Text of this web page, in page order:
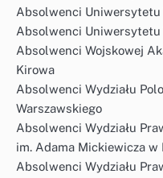
Absolwenci Uniwersytetu
Absolwenci Uniwersytetu
Absolwenci Wojskowej
Kirowa
Absolwenci Wydziału
Warszawskiego
Absolwenci Wydziału
im. Adama Mickiewicza w
Absolwenci Wydziału